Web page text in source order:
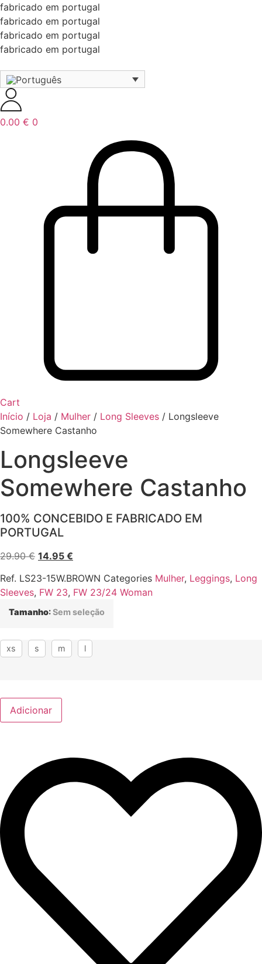
fabricado em portugal
fabricado em portugal
fabricado em portugal
fabricado em portugal
0.00 € 0
Cart
Início / Loja / Mulher / Long Sleeves / Longsleeve
Somewhere Castanho
Longsleeve
Somewhere Castanho
100% CONCEBIDO E FABRICADO EM
PORTUGAL
29.90€ O
original
era:
29.90 €.
14.95 €
atual
é:
14.95 €.
Ref. LS23-15W.BROWN Categories Mulher, Leggings, Long
Sleeves, FW 23, FW 23/24 Woman
Tamanho:Sem seleção
xs s m l
Adicionar